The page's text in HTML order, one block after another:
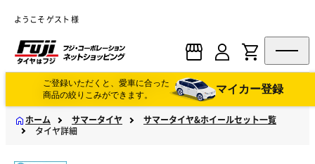
ようこそ ゲスト 様
ご登録いただくと、愛車に合った
商品の絞りこみができます。
マイカー登録
ホーム サマータイヤ
サマータイヤ&ホイールセット一覧
タイヤ詳細